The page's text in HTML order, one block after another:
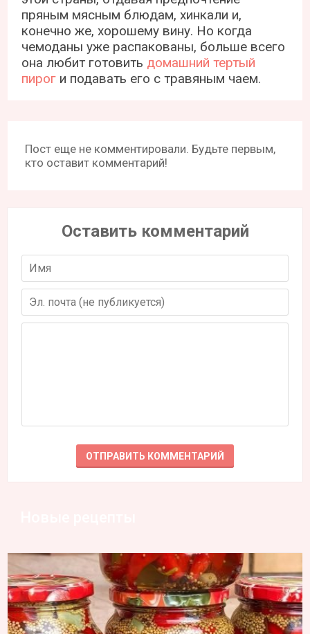
пряным мясным блюдам, хинкали и,
конечно же, хорошему вину. Но когда
чемоданы уже распакованы, больше всего
она любит готовить домашний тертый
пирог и подавать его с травяным чаем.
Пост еще не комментировали. Будьте первым,
кто оставит комментарий!
Оставить комментарий